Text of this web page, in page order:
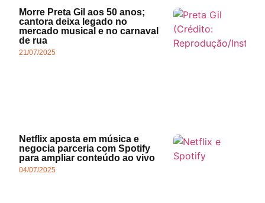
Morre Preta Gil aos 50 anos;
cantora deixa legado no
mercado musical e no carnaval
de rua
21/07/2025
Netflix aposta em música e
negocia parceria com Spotify
para ampliar conteúdo ao vivo
04/07/2025